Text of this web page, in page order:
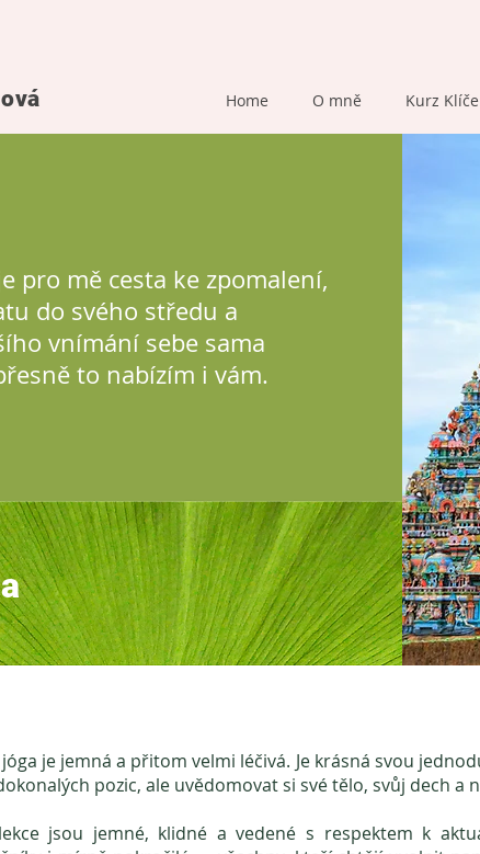
Home O mně Kurz
pro mě cesta ke zpomalení,
do svého středu a
vnímání sebe sama
to nabízím i vám.
je jemná a přitom velmi léčivá. Je krásná svou
pozic, ale uvědomovat si své tělo, svůj dech a
jsou jemné, klidné a vedené s respektem k